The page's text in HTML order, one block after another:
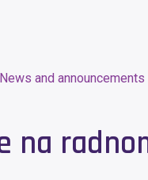
News and announcements
na